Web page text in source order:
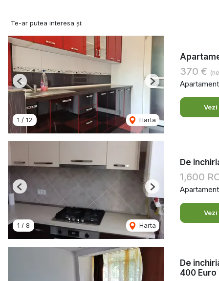
Te-ar putea interesa și:
1 / 12 Harta
Previous Next
370 €
1 / 8 Harta
Previous Next
De
1,600
De
400 Euro